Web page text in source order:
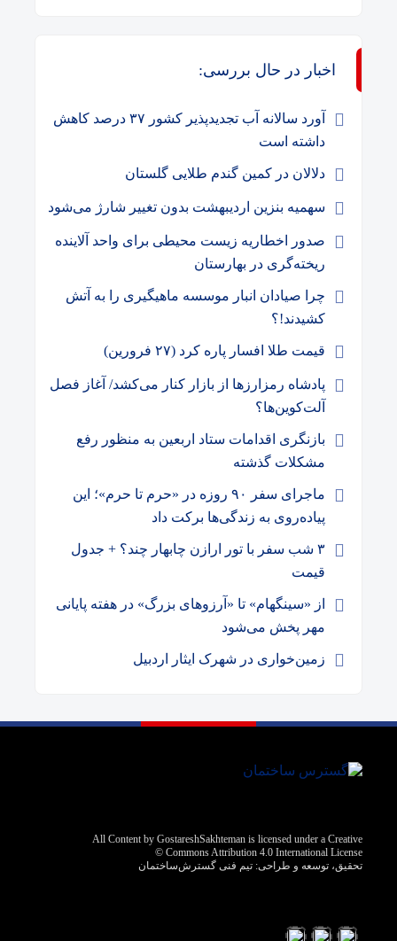
اخبار در حال بررسی:
آورد سالانه آب تجدیدپذیر کشور ۳۷ درصد کاهش
داشته است
دلالان در کمین گندم طلایی گلستان
سهمیه بنزین اردیبهشت بدون تغییر شارژ می‌شود
صدور اخطاریه زیست محیطی برای واحد آلاینده
ریخته‌گری در بهارستان
چرا صیادان انبار موسسه ماهیگیری را به آتش
کشیدند!؟
قیمت طلا افسار پاره کرد (۲۷ فرورین)
پادشاه رمزارزها از بازار کنار می‌کشد/ آغاز فصل
آلت‌کوین‌ها؟
بازنگری اقدامات ستاد اربعین به منظور رفع
مشکلات گذشته
ماجرای سفر ۹۰ روزه در «حرم تا حرم»؛ این
پیاده‌روی به زندگی‌ها برکت داد
۳ شب سفر با تور ارازن چابهار چند؟ + جدول
قیمت
از «سینگهام» تا «آرزوهای بزرگ» در هفته پایانی
مهر پخش می‌شود
زمین‌خواری در شهرک ایثار اردبیل
All Content by GostareshSakhteman is licensed under a Creative
Commons Attribution 4.0 International License ©️
تحقیق، توسعه و طراحی: تیم فنی گسترش‌ساختمان